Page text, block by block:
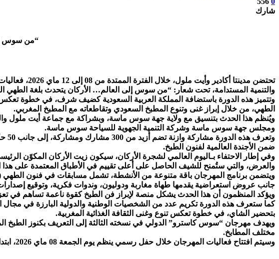
شارك
“من سوس
تحتضن
والتنمية المستدامة، تحت شعار: “من سوس إلى العالم… الأركان يتحدث بلغة الطهي
وتتميز هذه الدورة باستضافة المملكة العربية السعودية كضيف شرف، في خطوة تعكس
الطهي، من خلال إبراز غنى وتنوع المطبخ السعودي وتقاطعاته مع المطبخ المغربي.
ويُنظم هذا الحدث بتنسيق مع ولاية جهة سوس ماسة، وبشراكة مع جماعة أيت ملول
ومجلس جهة سوس ماسة وشركة التنمية الجهوية للسياحة سوس ماسة.
ضمن الأجندة العالمية لفنون الطبخ.
وفي إطار الاحتفاء بـاليوم العالمي لشجرة الأركان، سيكون زيت الأركان المكوّن
والعرض، والتي ستُمنح للشيف الحاصل على أعلى تقييم في الأطباق المعتمدة على هذا
ويتضمن برنامج المهرجان باقة متنوعة من الأنشطة، تشمل مسابقات في فنون الطهي
جانب عروض استعراضية يقدمها طهاة مغاربة ودوليون، وندوات فكرية، وتوقيع
ويؤكد المنظمون أن هذا الحدث يشكل منصة لإبراز فن الطبخ كقوة ناعمة تساهم في
بتحضير الشاي، في خطوة تعكس تنوع وغنى الثقافة الغذائية المغربية.
ويهدف مهرجان “سوس كاسترو” الدولي في نسخته الثالثة إلى التعريف بكنوز الطبخ
مختلف المطابخ.
وسيتم افتتاح فعاليات المهرجان خلال حفل رسمي ينظم يوم الجمعة 08 ماي 2026، ابتداءً من الساعة السابعة مساءً، بـحديقة أولهاو بمدينة أكادير.